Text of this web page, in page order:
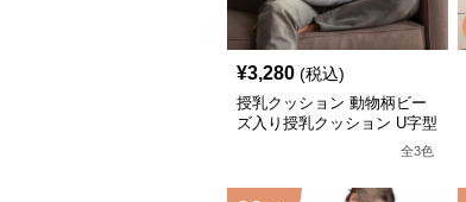
¥3,280 (税込)
授乳クッション 動物柄ビー
ズ入り授乳クッション U字型
全3色